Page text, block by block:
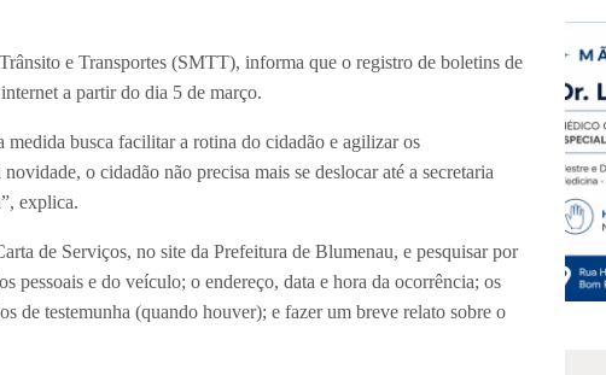
e Transportes (SMTT), informa que o registro de boletins de
a partir do dia 5 de março.
medida busca facilitar a rotina do cidadão e agilizar os
o cidadão não precisa mais se deslocar até a secretaria
explica.
de Serviços, no site da Prefeitura de Blumenau, e pesquisar por
pessoais e do veículo; o endereço, data e hora da ocorrência; os
de testemunha (quando houver); e fazer um breve relato sobre o